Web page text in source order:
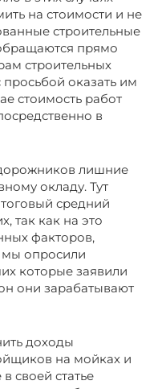
на стоимости и не
строительные
прямо
строительных
оказать им
стоимость работ
в
лишние
окладу. Тут
средний
так как на это
факторов,
мы опросили
которые заявили
они зарабатывают
доходы
на мойках и
своей статье